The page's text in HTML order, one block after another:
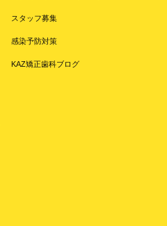
スタッフ募集
感染予防対策
KAZ矯正歯科ブログ